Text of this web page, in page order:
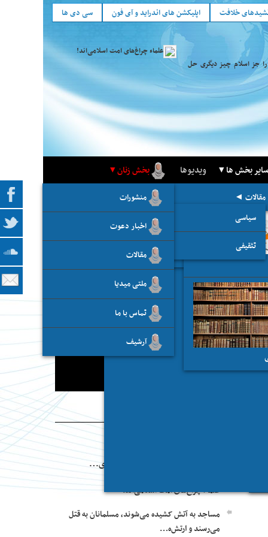
سی دی ها اپلیکشن های اندراید و آی فون خلافت
را جز اسلام چیز دیگری حل
علماء چراغ‌های امت اسلامی‌اند!
با حدیث شریف
بخش های خبری
سایر بخش ها
مقالات
سیاسی
تثقیفی
ویدیوها بخش زنان
منشورات
اخبار دعوت
مقالات
ملتی میدیا
تماس با ما
آرشيف
تلویزیون الواقیه (پخش زنده)
مشکلات افریقا را جز اسلام چیز دیگری…
علماء چراغ‌های امت اسلامی‌اند!
مساجد به آتش کشیده می‌شوند، مسلمانان به قتل
می‌رسند و ارتش‌ه…